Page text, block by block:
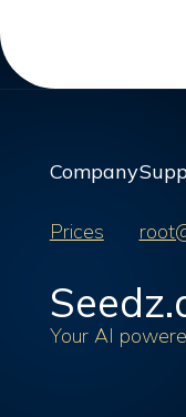
Company
Prices
Your AI